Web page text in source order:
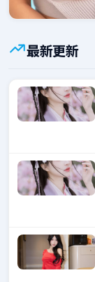
最新更新